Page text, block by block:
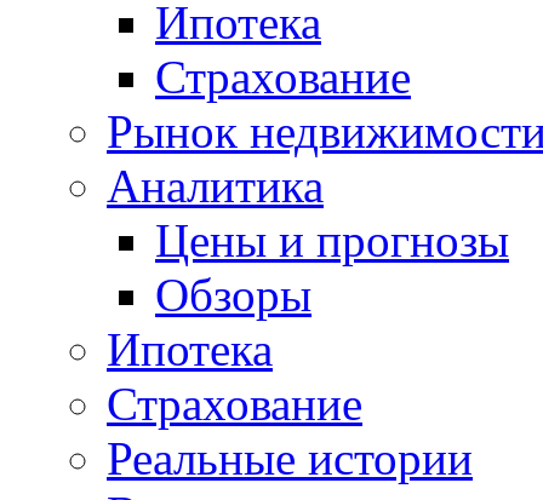
Ипотека
Страхование
Рынок
Аналитика
Цены и прогнозы
Обзоры
Ипотека
Страхование
Реальные истории